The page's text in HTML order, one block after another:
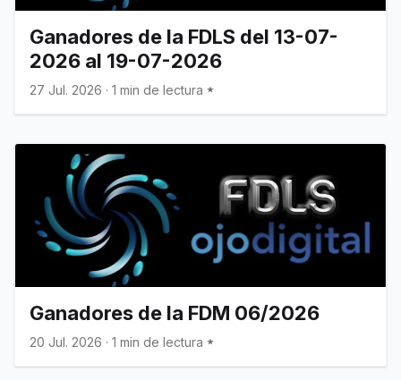
Ganadores de la FDLS del 13-07-
2026 al 19-07-2026
27 Jul. 2026 · 1 min de lectura
Ganadores de la FDM 06/2026
20 Jul. 2026 · 1 min de lectura